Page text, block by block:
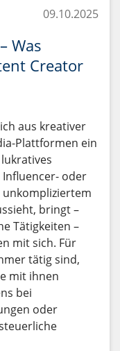
09.10.2025
Was
Creator
aus kreativer
Plattformen ein
Influencer- oder
unkompliziertem
bringt –
Tätigkeiten –
mit sich. Für
tätig sind,
mit ihnen
bei
oder